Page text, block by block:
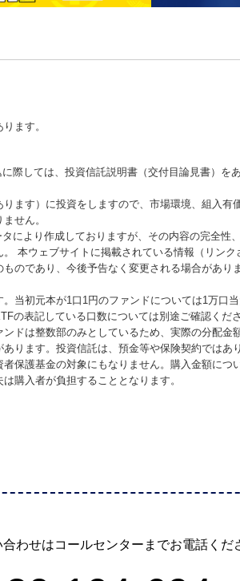
ます。
際しては、投資信託説明書（交付目論見書）を
ます）に投資をしますので、市場環境、組入
せん。
により作成しておりますが、その内容の完全性
本ウェブサイトに掲載されている情報（リン
のであり、今後予告なく変更される場合があ
当初元本が1口1円のファンドについては1万口
の表記している口数については別途ご確認く
は整数部のみとしているため、実際の分配金
ります。投資信託は、預金等や保険契約では
保護基金の対象にもなりません。購入金額につ
購入者が負担することとなります。
わせはコールセンターまでお電話くだ